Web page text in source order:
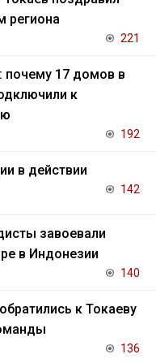
региона
221
почему 17 домов в
к
192
в действии
142
завоевали
в Индонезии
140
к Токаеву
136